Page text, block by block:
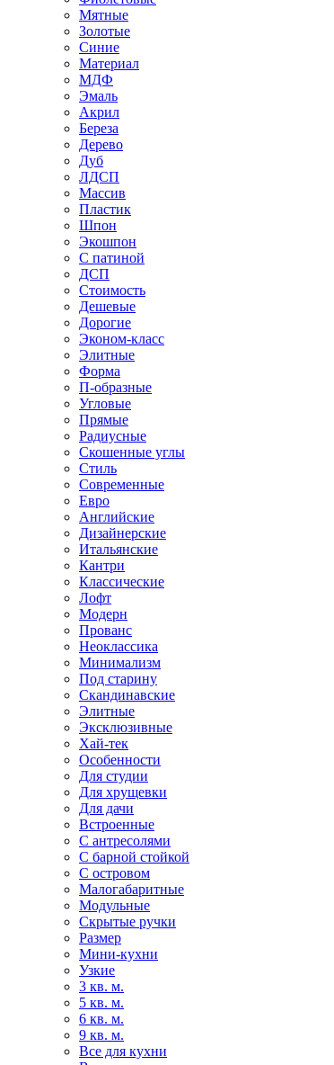
Мятные
Золотые
Синие
Материал
МДФ
Эмаль
Акрил
Береза
Дерево
Дуб
ЛДСП
Массив
Пластик
Шпон
Экошпон
С патиной
ДСП
Стоимость
Дешевые
Дорогие
Эконом-класс
Элитные
Форма
П-образные
Угловые
Прямые
Радиусные
Скошенные углы
Стиль
Современные
Евро
Английские
Дизайнерские
Итальянские
Кантри
Классические
Лофт
Модерн
Прованс
Неоклассика
Минимализм
Под старину
Скандинавские
Элитные
Эксклюзивные
Хай-тек
Особенности
Для студии
Для хрущевки
Для дачи
Встроенные
С антресолями
С барной стойкой
С островом
Малогабаритные
Модульные
Скрытые ручки
Размер
Мини-кухни
Узкие
3 кв. м.
5 кв. м.
6 кв. м.
9 кв. м.
Все для кухни